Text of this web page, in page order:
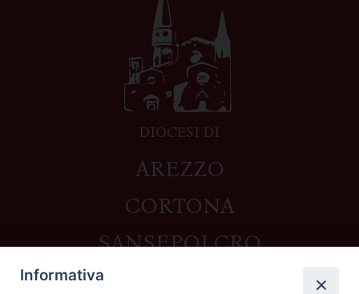
DIOCESI DI
AREZZO
CORTONA
SANSEPOLCRO
Informativa